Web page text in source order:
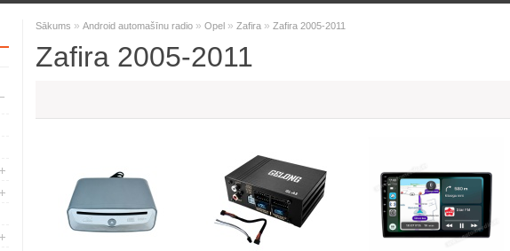
Sākums » Android automašīnu radio » Opel » Zafira » Zafira 2005-2011
Zafira 2005-2011